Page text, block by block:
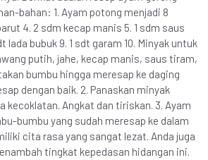
bahan: 1. Ayam potong menjadi 8
4. 2 sdm kecap manis 5. 1 sdm saus
lada bubuk 9. 1 sdt garam 10. Minyak untuk
putih, jahe, kecap manis, saus tiram,
bumbu hingga meresap ke daging
dengan baik. 2. Panaskan minyak
kecoklatan. Angkat dan tiriskan. 3. Ayam
bumbu yang sudah meresap ke dalam
cita rasa yang sangat lezat. Anda juga
tingkat kepedasan hidangan ini.